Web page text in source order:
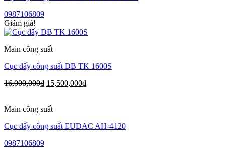
0987106809
Giảm giá!
Main công suất
Cục đẩy công suất DB TK 1600S
16,000,000₫ 15,500,000₫
Main công suất
Cục đẩy công suất EUDAC AH-4120
0987106809